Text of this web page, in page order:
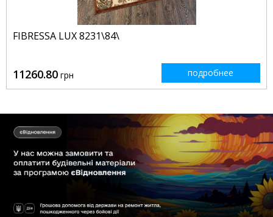
FIBRESSA LUX 8231\84\
11260.80 грн подробнее